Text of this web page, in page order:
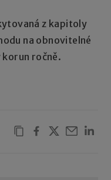
z kapitoly
na obnovitelné
ročně.